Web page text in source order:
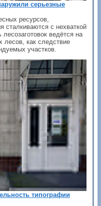
серьезные
ресурсов,
сталкиваются с нехваткой
ведётся на
лесов, как следствие
участков.
типографии